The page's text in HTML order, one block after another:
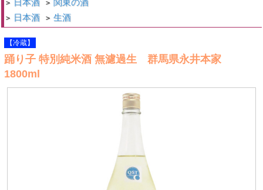
> 日本酒 > 関東の酒
> 日本酒 > 生酒
【冷蔵】
踊り子 特別純米酒 無濾過生 群馬県永井本家
1800ml